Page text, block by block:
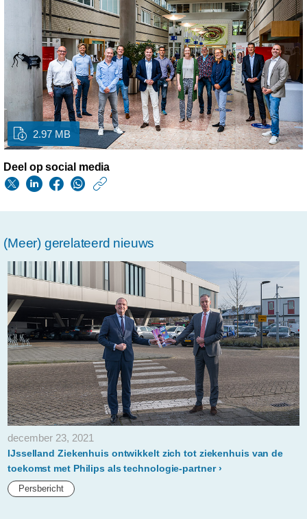
2.97 MB
Deel op social media
w/about/news/
opent-
regiecentrum-
om-
galblaaspatienten-
versneld-
te-
begeleiden.html
(Meer) gerelateerd nieuws
december 23, 2021
IJsselland Ziekenhuis ontwikkelt zich tot ziekenhuis van de
toekomst met Philips als technologie-partner
Persbericht